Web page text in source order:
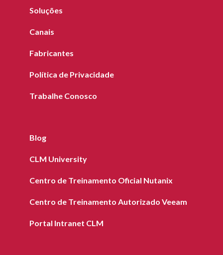
Soluções
Canais
Fabricantes
Política de Privacidade
Trabalhe Conosco
Blog
CLM University
Centro de Treinamento Oficial Nutanix
Centro de Treinamento Autorizado Veeam
Portal Intranet CLM